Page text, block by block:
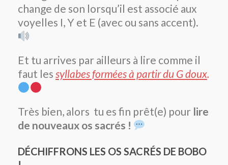
change de son lorsqu’il est associé aux
voyelles I, Y et E (avec ou sans accent).
Et tu arrives par ailleurs à lire comme il
faut les syllabes formées à partir du G doux.
Très bien, alors tu es fin prêt(e) pour lire
de nouveaux os sacrés !
DÉCHIFFRONS LES OS SACRÉS DE BOBO